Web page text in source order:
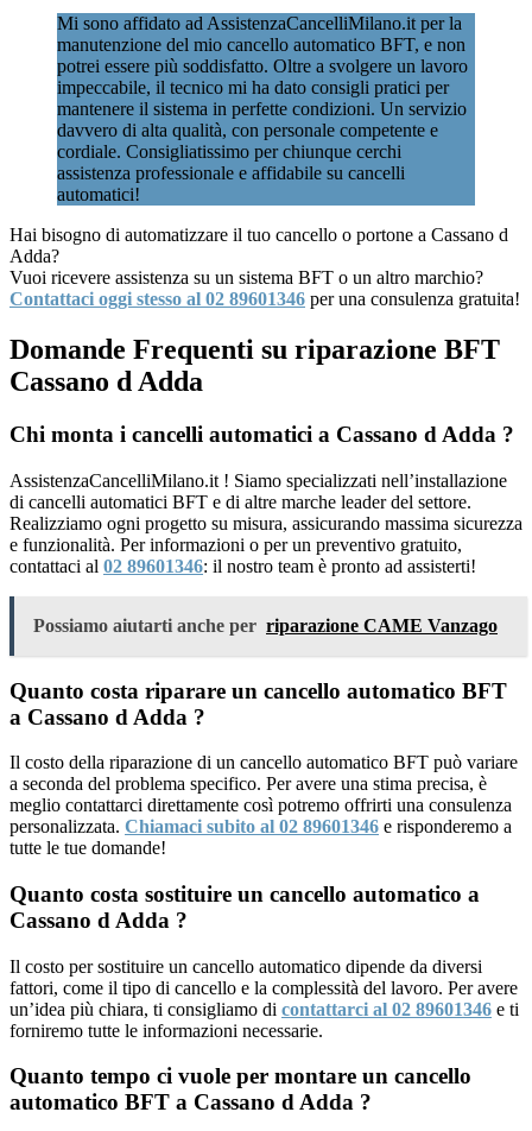
Mi sono affidato ad AssistenzaCancelliMilano.it per la
manutenzione del mio cancello automatico BFT, e non
potrei essere più soddisfatto. Oltre a svolgere un lavoro
impeccabile, il tecnico mi ha dato consigli pratici per
mantenere il sistema in perfette condizioni. Un servizio
davvero di alta qualità, con personale competente e
cordiale. Consigliatissimo per chiunque cerchi
assistenza professionale e affidabile su cancelli
automatici!
Hai bisogno di automatizzare il tuo cancello o portone a Cassano d
Adda?
Vuoi ricevere assistenza su un sistema BFT o un altro marchio?
Contattaci oggi stesso al 02 89601346 per una consulenza gratuita!
Domande Frequenti su riparazione BFT
Cassano d Adda
Chi monta i cancelli automatici a Cassano d Adda ?
AssistenzaCancelliMilano.it ! Siamo specializzati nell’installazione
di cancelli automatici BFT e di altre marche leader del settore.
Realizziamo ogni progetto su misura, assicurando massima sicurezza
e funzionalità. Per informazioni o per un preventivo gratuito,
contattaci al 02 89601346: il nostro team è pronto ad assisterti!
Possiamo aiutarti anche per riparazione CAME Vanzago
Quanto costa riparare un cancello automatico BFT
a Cassano d Adda ?
Il costo della riparazione di un cancello automatico BFT può variare
a seconda del problema specifico. Per avere una stima precisa, è
meglio contattarci direttamente così potremo offrirti una consulenza
personalizzata. Chiamaci subito al 02 89601346 e risponderemo a
tutte le tue domande!
Quanto costa sostituire un cancello automatico a
Cassano d Adda ?
Il costo per sostituire un cancello automatico dipende da diversi
fattori, come il tipo di cancello e la complessità del lavoro. Per avere
un’idea più chiara, ti consigliamo di contattarci al 02 89601346 e ti
forniremo tutte le informazioni necessarie.
Quanto tempo ci vuole per montare un cancello
automatico BFT a Cassano d Adda ?